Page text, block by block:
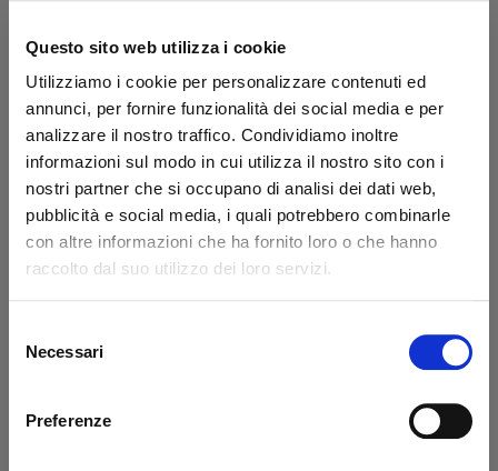
Questo sito web utilizza i cookie
Utilizziamo i cookie per personalizzare contenuti ed
annunci, per fornire funzionalità dei social media e per
analizzare il nostro traffico. Condividiamo inoltre
informazioni sul modo in cui utilizza il nostro sito con i
nostri partner che si occupano di analisi dei dati web,
pubblicità e social media, i quali potrebbero combinarle
con altre informazioni che ha fornito loro o che hanno
raccolto dal suo utilizzo dei loro servizi.
delNecessari
Preferenze
Brand:MBB USATO
Do you have a VAT number?
What they say about us
Excellent